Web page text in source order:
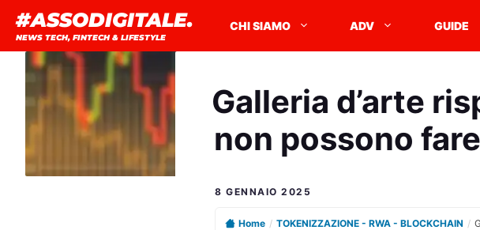
contenuto
#ASSODIGITALE.
NEWS TECH, FINTECH & LIFESTYLE
CHI SIAMO ADV GUIDE
Galleria d’arte
non possono
8 GENNAIO 2025
Home / TOKENIZZAZIONE - RWA - BLOCKCHAIN /